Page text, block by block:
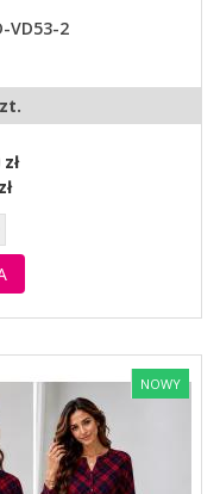
VD53-2
NOWY